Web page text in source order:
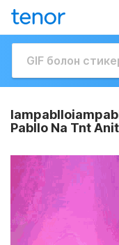
Pabllo Na Tnt